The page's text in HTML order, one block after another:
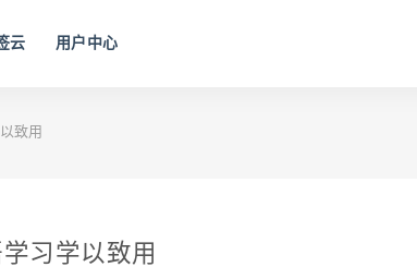
云 用户中心
致用
习学以致用